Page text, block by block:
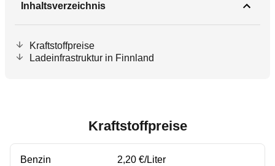
Gut zu wissen
Inhaltsverzeichnis
Kraftstoffpreise
Ladeinfrastruktur in Finnland
Kraftstoffpreise
Benzin 2,20 €/Liter